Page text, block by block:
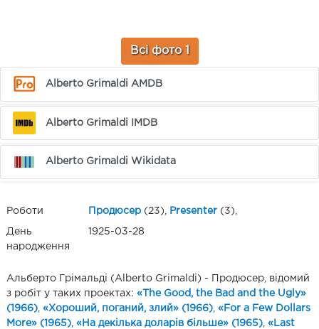
Всі фото 1
Alberto Grimaldi AMDB
Alberto Grimaldi IMDB
Alberto Grimaldi Wikidata
Роботи Продюсер (23), Presenter (3),
День
народження
1925-03-28
Альберто Грімальді (Alberto Grimaldi) - Продюсер, відомий
з робіт у таких проектах: «The Good, the Bad and the Ugly»
(1966) «Хороший, поганий, злий» (1966) «For a Few Dollars
More» (1965) «На декілька доларів більше» (1965) «Last